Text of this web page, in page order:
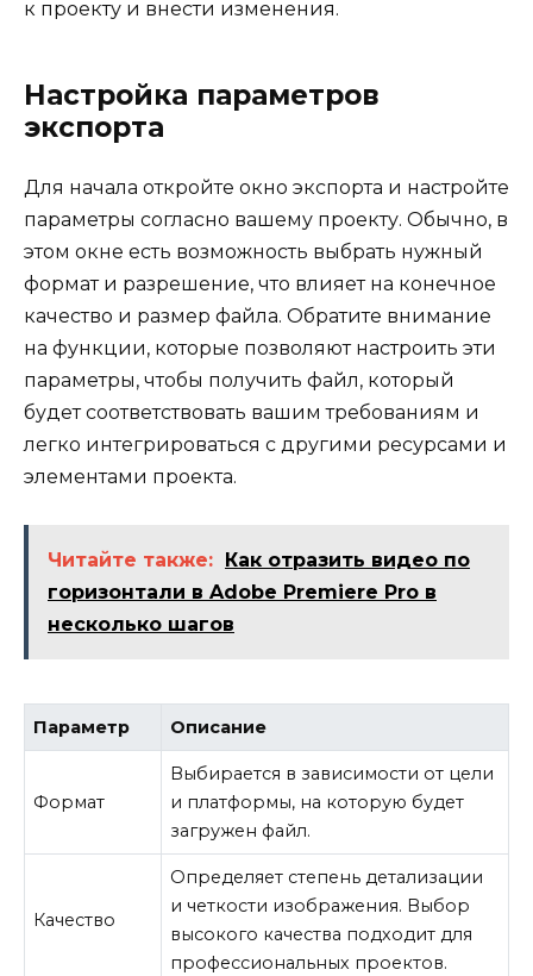
к проекту и внести изменения.
Настройка параметров
экспорта
Для начала откройте окно экспорта и настройте
параметры согласно вашему проекту. Обычно, в
этом окне есть возможность выбрать нужный
формат и разрешение, что влияет на конечное
качество и размер файла. Обратите внимание
на функции, которые позволяют настроить эти
параметры, чтобы получить файл, который
будет соответствовать вашим требованиям и
легко интегрироваться с другими ресурсами и
элементами проекта.
Читайте также: Как отразить видео по
горизонтали в Adobe Premiere Pro в
несколько шагов
Параметр Описание
Формат
Выбирается в зависимости от цели
и платформы, на которую будет
загружен файл.
Качество
Определяет степень детализации
и четкости изображения. Выбор
высокого качества подходит для
профессиональных проектов.